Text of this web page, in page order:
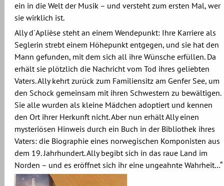
ein in die Welt der Musik – und versteht zum ersten Mal, wer
sie wirklich ist.
Ally d´Aplièse steht an einem Wendepunkt: Ihre Karriere als
Seglerin strebt einem Höhepunkt entgegen, und sie hat den
Mann gefunden, mit dem sich all ihre Wünsche erfüllen. Da
erhält sie plötzlich die Nachricht vom Tod ihres geliebten
Vaters. Ally kehrt zurück zum Familiensitz am Genfer See, um
den Schock gemeinsam mit ihren Schwestern zu bewältigen.
Sie alle wurden als kleine Mädchen adoptiert und kennen
den Ort ihrer Herkunft nicht. Aber nun erhält Ally einen
mysteriösen Hinweis durch ein Buch in der Bibliothek ihres
Vaters: die Biographie eines norwegischen Komponisten aus
dem 19. Jahrhundert. Ally begibt sich in das raue Land im
Norden – und es eröffnet sich ihr eine ungeahnte Wahrheit…“